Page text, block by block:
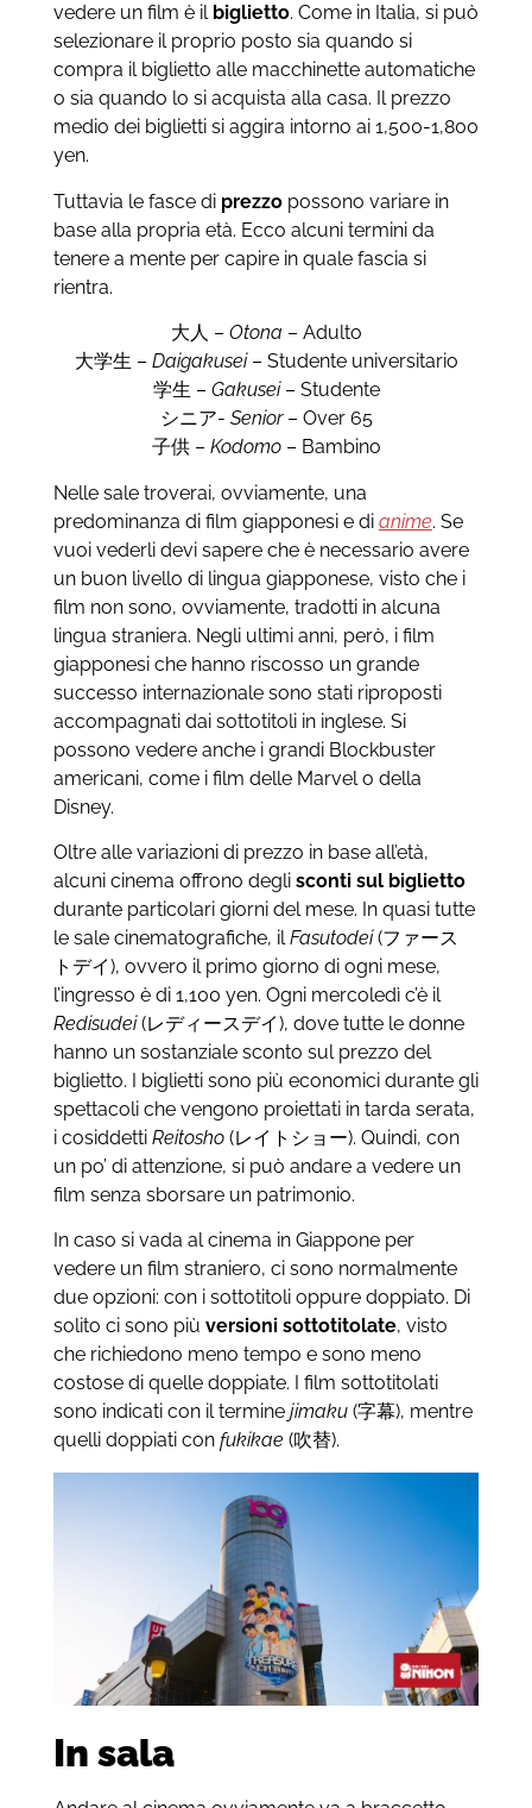
vedere un film è il biglietto. Come in Italia, si può
selezionare il proprio posto sia quando si
compra il biglietto alle macchinette automatiche
o sia quando lo si acquista alla casa. Il prezzo
medio dei biglietti si aggira intorno ai 1,500-1,800
yen.
Tuttavia le fasce di prezzopossono variare in
base alla propria età. Ecco alcuni termini da
tenere a mente per capire in quale fascia si
rientra.
大人 – Otona – Adulto
大学生 – Daigakusei– Studente universitario
学生 – Gakusei– Studente
シニア- Senior– Over 65
子供 – Kodomo– Bambino
Nelle sale troverai, ovviamente, una
predominanza di film giapponesi e di anime. Se
vuoi vederli devi sapere che è necessario avere
un buon livello di lingua giapponese, visto che i
film non sono, ovviamente, tradotti in alcuna
lingua straniera. Negli ultimi anni, però, i film
giapponesi che hanno riscosso un grande
successo internazionale sono stati riproposti
accompagnati dai sottotitoli in inglese. Si
possono vedere anche i grandi Blockbuster
americani, come i film delle Marvel o della
Disney.
Oltre alle variazioni di prezzo in base all’età,
alcuni cinema offrono degli sconti sul biglietto
durante particolari giorni del mese. In quasi tutte
le sale cinematografiche, ilFasutodei(ファース
トデイ), ovvero il primo giorno di ogni mese,
l’ingresso è di 1,100 yen. Ogni mercoledì c’è il
Redisudei(レディースデイ), dove tutte le donne
hanno un sostanziale sconto sul prezzo del
biglietto. I biglietti sono più economici durante gli
spettacoli che vengono proiettati in tarda serata,
i cosiddetti Reitosho (レイトショー). Quindi, con
un po’ di attenzione, si può andare a vedere un
film senza sborsare un patrimonio.
In caso si vada al cinema in Giappone per
vedere un film straniero, ci sono normalmente
due opzioni: con i sottotitoli oppure doppiato. Di
solito ci sono più versioni sottotitolate, visto
che richiedono meno tempo e sono meno
costose di quelle doppiate. I film sottotitolati
sono indicati con il termine jimaku (字幕), mentre
quelli doppiati con fukikae (吹替).
In sala